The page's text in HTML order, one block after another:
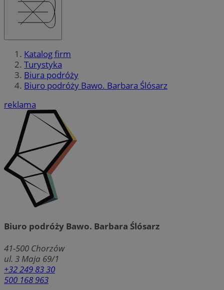
Katalog firm
Turystyka
Biura podróży
Biuro podróży Bawo. Barbara Ślósarz
reklama
Biuro podróży Bawo. Barbara Ślósarz
41-500 Chorzów
ul. 3 Maja 69/1
+32 249 83 30
500 168 963